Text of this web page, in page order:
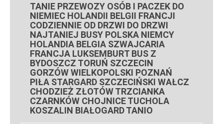
TANIE PRZEWOZY OSÓB I PACZEK DO
NIEMIEC HOLANDII BELGII FRANCJI
CODZIENNIE OD DRZWI DO DRZWI
NAJTANIEJ BUSY POLSKA NIEMCY
HOLANDIA BELGIA SZWAJCARIA
FRANCJA LUKSEMBURT BUS Z
BYDOSZCZ TORUŃ SZCZECIN
GORZÓW WIELKOPOLSKI POZNAŃ
PIŁA STARGARD SZCZECIŃSKI WAŁCZ
CHODZIEŻ ZŁOTÓW TRZCIANKA
CZARNKÓW CHOJNICE TUCHOLA
KOSZALIN BIAŁOGARD TANIO